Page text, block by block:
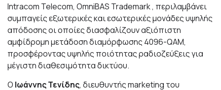
Intracom Telecom, OmniBAS Trademark , περιλαμβάνει
συμπαγείς εξωτερικές και εσωτερικές μονάδες υψηλής
απόδοσης οι οποίες διασφαλίζουν αξιόπιστη
αμφίδρομη μετάδοση διαμόρφωσης 4096-QAM,
προσφέροντας υψηλής ποιότητας ραδιοζεύξεις για
μέγιστη διαθεσιμότητα δικτύου.
Ο Ιωάννης Τενίδης, διευθυντής marketing του